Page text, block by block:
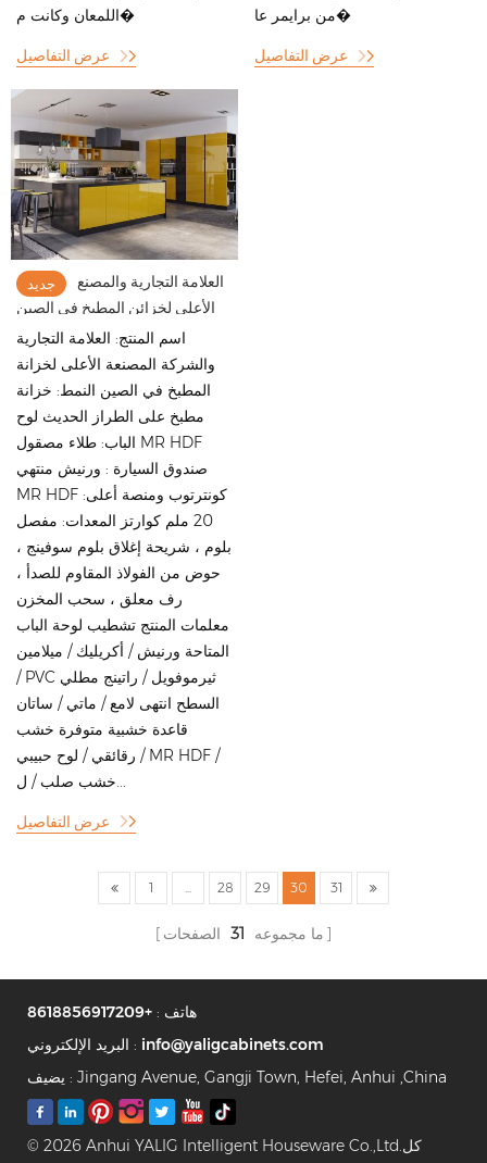
اللمعان وكانت م�
عرض التفاصيل
من برايمر عا�
عرض التفاصيل
جديد
العلامة التجارية والمصنع
الأعلى لخزائن المطبخ في الصين
اسم المنتج: العلامة التجارية
والشركة المصنعة الأعلى لخزانة
المطبخ في الصين النمط: خزانة
مطبخ على الطراز الحديث لوح
الباب: طلاء مصقول MR HDF
صندوق السيارة : ورنيش منتهي
MR HDF كونترتوب ومنصة أعلى:
20 ملم كوارتز المعدات: مفصل
بلوم ، شريحة إغلاق بلوم سوفينج ،
حوض من الفولاذ المقاوم للصدأ ،
رف معلق ، سحب المخزن
معلمات المنتج تشطيب لوحة الباب
المتاحة ورنيش / أكريليك / ميلامين
/ PVC ثيرموفويل / راتينج مطلي
السطح انتهى لامع / ماتي / ساتان
قاعدة خشبية متوفرة خشب
رقائقي / لوح حبيبي / MR HDF /
عرض التفاصيل
1 28 29 30 31
ما مجموعه 31 الصفحات
هاتف : +8618856917209
البريد الإلكتروني : info@yaligcabinets.com
يضيف : Jingang Avenue, Gangji Town, Hefei, Anhui ,China
© 2026 Anhui YALIG Intelligent Houseware Co.,Ltd.كل